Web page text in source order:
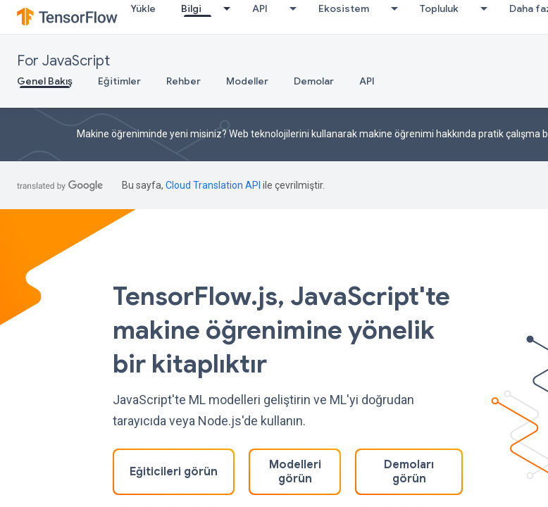
Yükle Bilgi API Ekosistem Topluluk Daha
For JavaScript
Genel Bakış Eğitimler Rehber Modeller Demolar API
Makine öğreniminde yeni misiniz? Web teknolojilerini kullanarak makine öğrenimi hakkında pratik çalışma
Bu sayfa, Cloud Translation API ile çevrilmiştir.
TensorFlow.js, JavaScript'te
makine öğrenimine yönelik
bir kitaplıktır
JavaScript'te ML modelleri geliştirin ve ML'yi doğrudan
tarayıcıda veya Node.js'de kullanın.
Eğiticileri görün
Modelleri
görün
Demoları
görün